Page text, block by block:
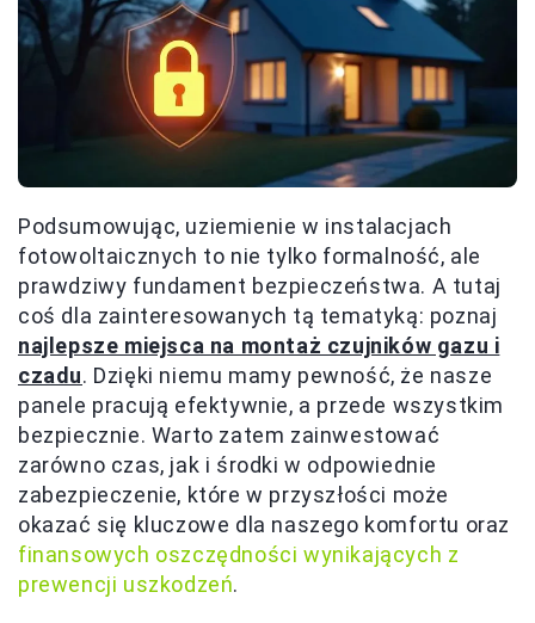
Podsumowując, uziemienie w instalacjach
fotowoltaicznych to nie tylko formalność, ale
prawdziwy fundament bezpieczeństwa. A tutaj
coś dla zainteresowanych tą tematyką: poznaj
najlepsze miejsca na montaż czujników gazu i
czadu. Dzięki niemu mamy pewność, że nasze
panele pracują efektywnie, a przede wszystkim
bezpiecznie. Warto zatem zainwestować
zarówno czas, jak i środki w odpowiednie
zabezpieczenie, które w przyszłości może
okazać się kluczowe dla naszego komfortu oraz
finansowych oszczędności wynikających z
prewencji uszkodzeń.